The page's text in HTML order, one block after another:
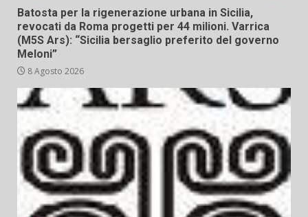
Batosta per la rigenerazione urbana in Sicilia,
revocati da Roma progetti per 44 milioni. Varrica
(M5S Ars): “Sicilia bersaglio preferito del governo
Meloni”
8 Agosto 2026